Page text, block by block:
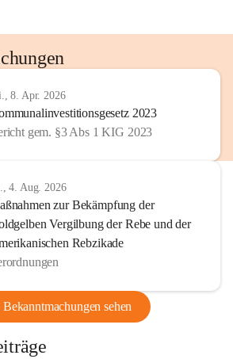
8. Apr. 2026
2023
gem. §3 Abs 1 KIG 2023
4. Aug. 2026
zur Bekämpfung der
Vergilbung der Rebe und der
Rebzikade
sehen